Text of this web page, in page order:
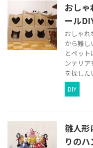
おし
ール
おしゃれ
から難
とペッ
ンテリ
を探した
DIY
雛人
りの